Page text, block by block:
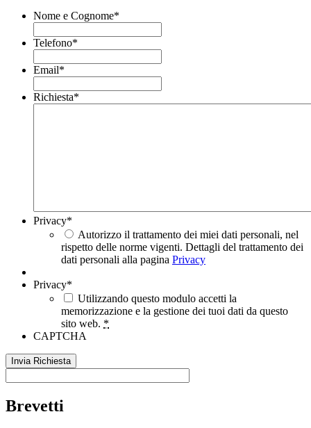
Nome e Cognome*
Telefono*
Email*
Richiesta*
Privacy*
Autorizzo il trattamento dei miei dati personali, nel
rispetto delle norme vigenti. Dettagli del trattamento dei
dati personali alla pagina Privacy
Privacy*
Utilizzando questo modulo accetti la
memorizzazione e la gestione dei tuoi dati da questo
sito web. *
CAPTCHA
Brevetti